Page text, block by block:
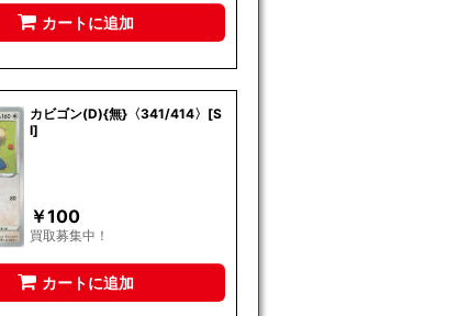
カートに追加
カビゴン(D){無}〈341/414〉[S
I]
￥100
買取募集中！
カートに追加